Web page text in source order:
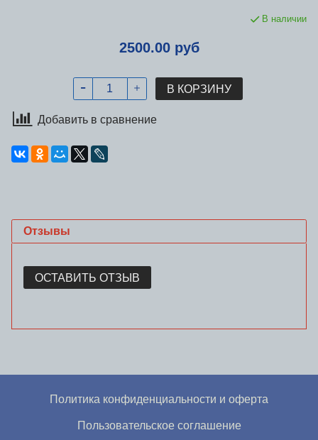
В наличии
2500.00 руб
В КОРЗИНУ
Добавить в сравнение
Отзывы
ОСТАВИТЬ ОТЗЫВ
Политика конфиденциальности и оферта
Пользовательское соглашение